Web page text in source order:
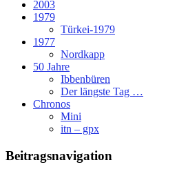
2003
1979
Türkei-1979
1977
Nordkapp
50 Jahre
Ibbenbüren
Der längste Tag …
Chronos
Mini
itn – gpx
Beitragsnavigation